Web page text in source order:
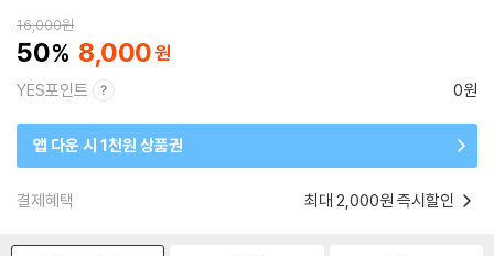
16,000원
50 8,000
YES포인트 0원
앱 다운 시 1천원 상품권
결제혜택 최대 2,000원 즉시할인